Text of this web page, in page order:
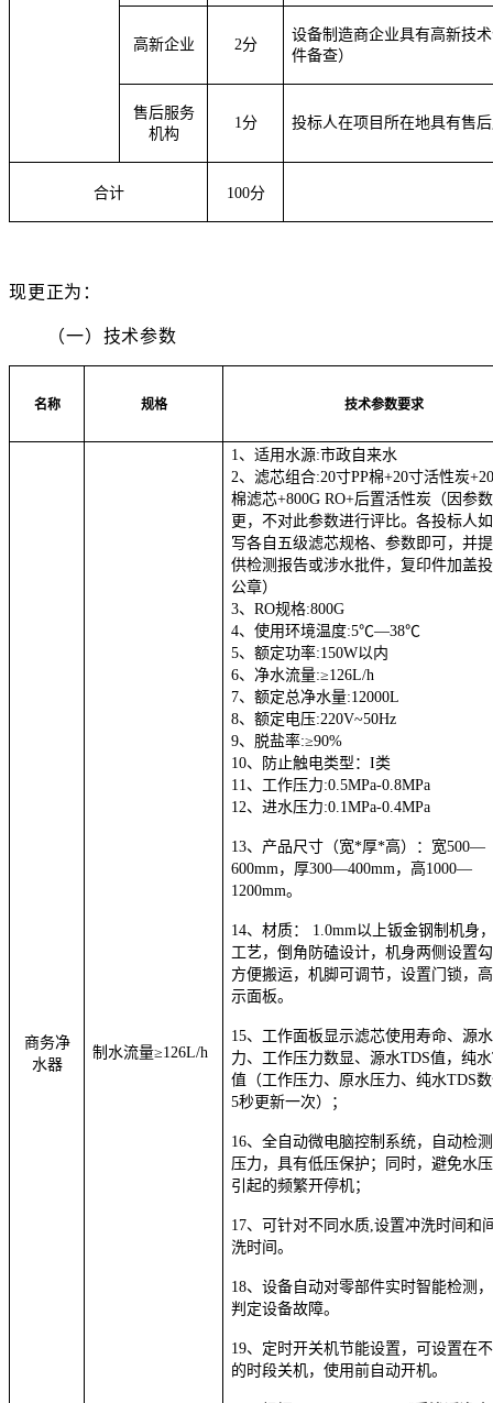
高新企业 2分
设备制造商企业具有高新技
件备查）
售后服务
机构
1分 投标人在项目所在地具有售
合计 100分
现更正为：
（一）技术参数
名称 规格 技术参数要求
商务净
水器
制水流量≥126L/h
1、适用水源:市政自来水
2、滤芯组合:20寸PP棉+20寸活性炭
棉滤芯+800G RO+后置活性炭 （因参
更，不对此参数进行评比。各投标人
写各自五级滤芯规格、参数即可，并
供检测报告或涉水批件，复印件加盖
公章）
3、RO规格:800G
4、使用环境温度:5℃—38℃
5、额定功率:150W以内
6、净水流量:≥126L/h
7、额定总净水量:12000L
8、额定电压:220V~50Hz
9、脱盐率:≥90%
10、防止触电类型：I类
11、 工作压力:0.5MPa-0.8MPa
12、进水压力:0.1MPa-0.4MPa
13、产品尺寸（宽*厚*高）：宽500—
600mm，厚300—400mm，高1000—
1200mm。
14、材质： 1.0mm以上钣金钢制机身
工艺，倒角防磕设计，机身两侧设置
方便搬运，机脚可调节，设置门锁，
示面板。
15、工作面板显示滤芯使用寿命、源
力、工作压力数显、源水TDS值，纯
值（工作压力、原水压力、纯水TDS
5秒更新一次）；
16、全自动微电脑控制系统，
自动检
压力 ，具有低压保护 ；同时，避免水
引起的频繁开停机；
17、可针对不同水质,设置冲洗时间和
洗时间。
18、设备自动对零部件实时智能检测
判定设备故障。
19、定时开关机节能设置，可设置在
的时段关机，使用前自动开机。